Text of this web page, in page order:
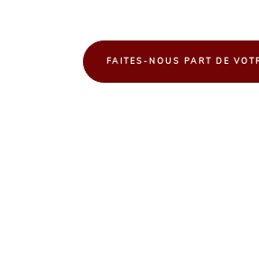
FAITES-NOUS PART DE